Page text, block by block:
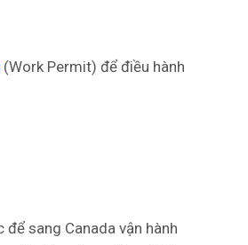
(Work Permit) để điều hành
sang Canada vận hành